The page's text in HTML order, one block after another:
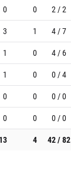
0 0 2 / 2
3 1 4 / 7
1 0 4 / 6
1 0 0 / 4
0 0 0 / 0
0 0 0 / 0
13 4 42 / 82